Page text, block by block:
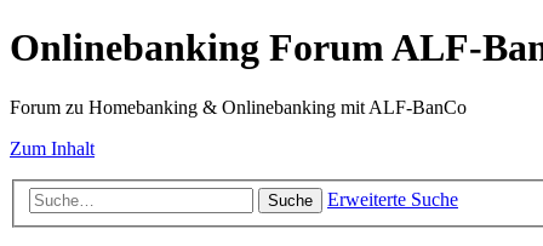
Onlinebanking Forum ALF-
Forum zu Homebanking & Onlinebanking mit ALF-BanCo
Zum Inhalt
Suche Erweiterte Suche